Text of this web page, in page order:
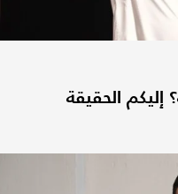
الحقيقة